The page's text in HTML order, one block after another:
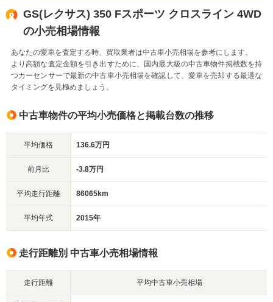
GS(レクサス) 350 Fスポーツ クロスライン 4WD
の小売相場情報
あなたの愛車を査定する時、買取業者は中古車小売相場を参考にします。
より高額な査定金額を引き出すために、国内最大級の中古車物件掲載数を持
つカーセンサーで最新の中古車小売相場を確認して、愛車を売却する最適な
タイミングを見極めましょう。
中古車物件の平均小売価格と掲載台数の推移
平均価格 136.6万円
前月比 -3.8万円
平均走行距離 86065km
平均年式 2015年
走行距離別 中古車小売相場情報
走行距離 平均中古車小売相場